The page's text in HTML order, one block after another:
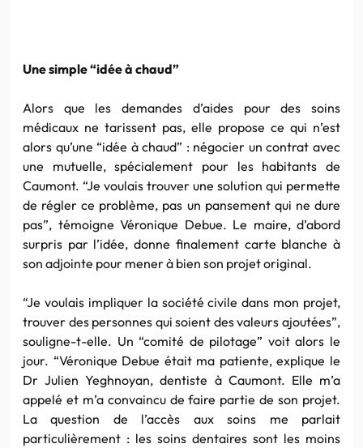
Une simple “idée à chaud”
Alors que les demandes d’aides pour des soins
médicaux ne tarissent pas, elle propose ce qui n’est
alors qu’une “idée à chaud” : négocier un contrat avec
une mutuelle, spécialement pour les habitants de
Caumont. “Je voulais trouver une solution qui permette
de régler ce problème, pas un pansement qui ne dure
pas”, témoigne Véronique Debue. Le maire, d’abord
surpris par l’idée, donne finalement carte blanche à
son adjointe pour mener à bien son projet original.
“Je voulais impliquer la société civile dans mon projet,
trouver des personnes qui soient des valeurs ajoutées”,
souligne-t-elle. Un “comité de pilotage” voit alors le
jour. “Véronique Debue était ma patiente, explique le
Dr Julien Yeghnoyan, dentiste à Caumont. Elle m’a
appelé et m’a convaincu de faire partie de son projet.
La question de l’accès aux soins me parlait
particulièrement : les soins dentaires sont les moins